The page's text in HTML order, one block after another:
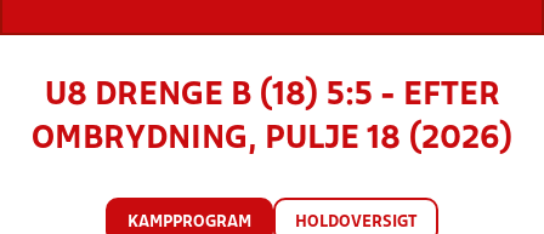
U8 DRENGE B (18) 5:5 - EFTER
OMBRYDNING, PULJE 18 (2026)
KAMPPROGRAM HOLDOVERSIGT